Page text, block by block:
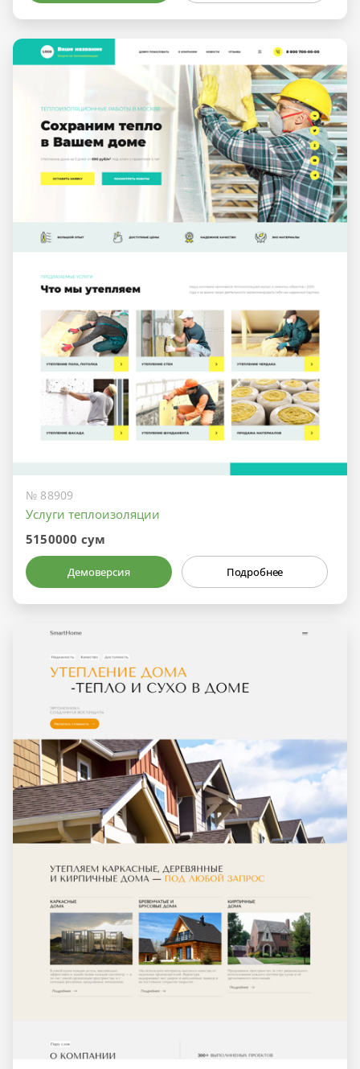
№ 88909
Услуги теплоизоляции
5150000 сум
Демоверсия Подробнее